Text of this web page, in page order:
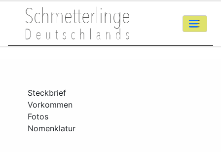
Steckbrief
Vorkommen
Fotos
Nomenklatur